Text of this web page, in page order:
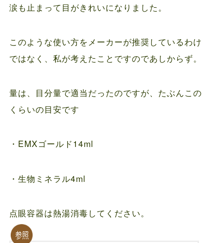
涙も止まって目がきれいになりました。
このような使い方をメーカーが推奨しているわけ
ではなく、私が考えたことですのであしからず。
量は、目分量で適当だったのですが、たぶんこの
くらいの目安です
・EMXゴールド14ml
・生物ミネラル4ml
点眼容器は熱湯消毒してください。